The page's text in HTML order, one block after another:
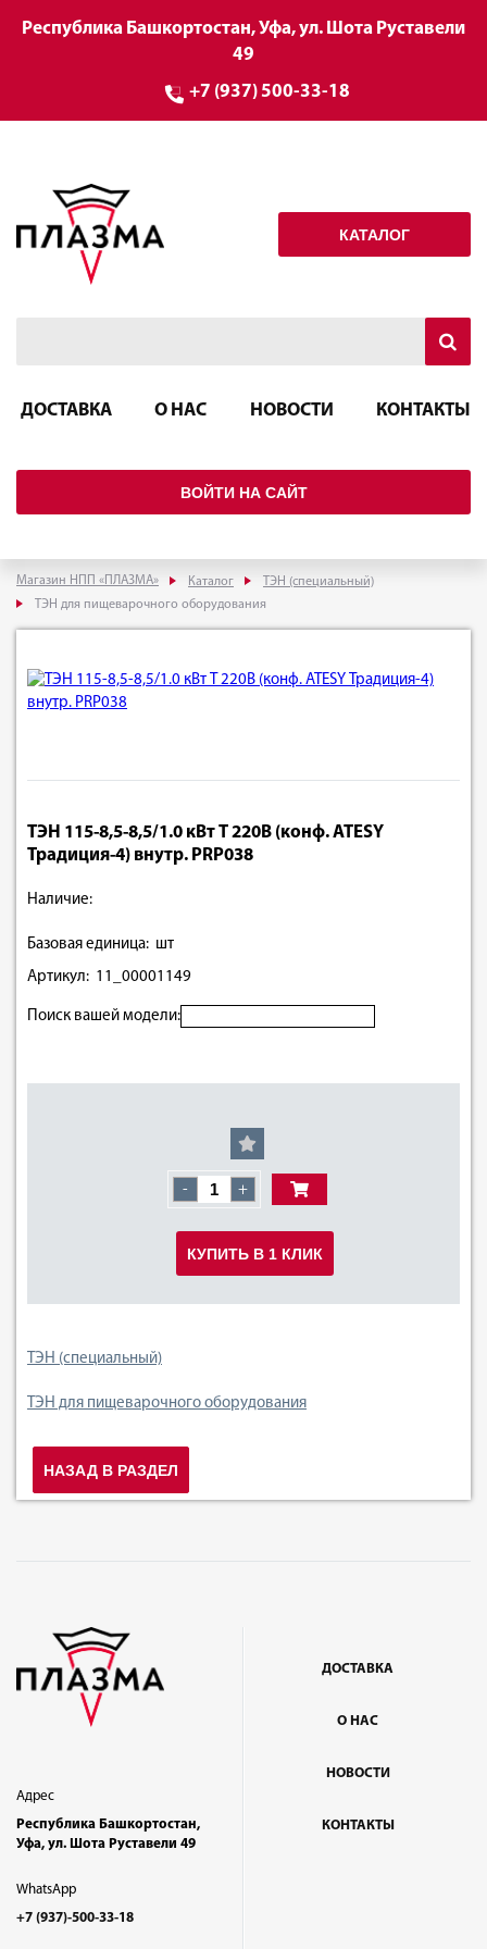
Республика Башкортостан, Уфа, ул. Шота Руставели
49
+7 (937) 500-33-18
КАТАЛОГ
ДОСТАВКА О НАС НОВОСТИ КОНТАКТЫ
ВОЙТИ НА САЙТ
Магазин НПП «ПЛАЗМА» Каталог
ТЭН (специальный)
ТЭН для пищеварочного оборудования
ТЭН 115-8,5-8,5/1.0 кВт Т 220В (конф. ATESY
Традиция-4) внутр. PRP038
Наличие:
Базовая единица: шт
Артикул: 11_00001149
Поиск вашей модели:
- +
КУПИТЬ В 1 КЛИК
ТЭН (специальный)
ТЭН для пищеварочного оборудования
НАЗАД В РАЗДЕЛ
Адрес
Республика Башкортостан,
Уфа, ул. Шота Руставели 49
WhatsApp
+7 (937)-500-33-18
ДОСТАВКА
О НАС
НОВОСТИ
КОНТАКТЫ